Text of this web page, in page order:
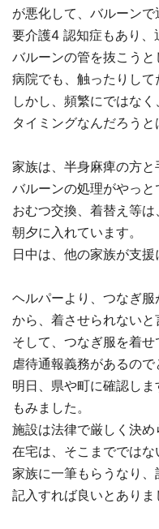
が悪化して、バルーンで
要介護4 認知症もあり、
バルーンの管を抜こうと
病院でも、触ったりして
しかし、頻繁にではな
タイミングなんだろうと
家族は、半身麻痺の方と
バルーンの処理がやっと
おむつ交換、着替え等
朝夕に入れています。
日中は、他の家族が支援
ヘルパーより、つなぎ
から、着させられないと
そして、つなぎ服を着せ
虐待通報義務があるので
明日、県や町に確認し
もみました。
施設は法律で厳しく決め
在宅は、そこまでではな
家族に一筆もらうなり、
記入すれば良いとありま